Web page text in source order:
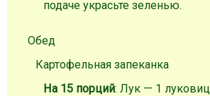
подаче украсьте зеленью.
Обед
Картофельная запеканка
На 15 порций: Лук — 1